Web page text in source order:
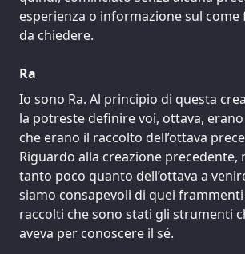
esperienza o informazione sul come
da chiedere.
Ra
Io sono Ra. Al principio di questa
la potreste definire voi, ottava,
che erano il raccolto dell’ottava
Riguardo alla creazione precedente,
tanto poco quanto dell’ottava a
siamo consapevoli di quei
raccolti che sono stati gli strumenti
aveva per conoscere il sé.